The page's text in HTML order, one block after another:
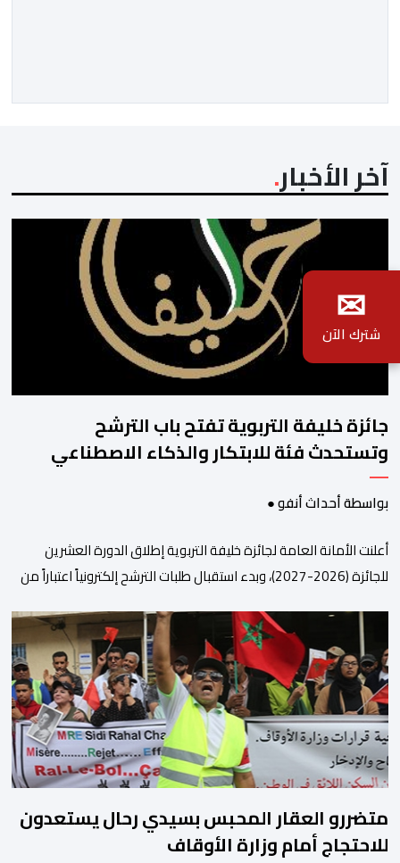
المصدر ذاته عن الأسف لكونه “في […]
آخر الأخبار
جائزة خليفة التربوية تفتح باب الترشح
وتستحدث فئة للابتكار والذكاء الاصطناعي
بواسطة أحداث أنفو ●
أعلنت الأمانة العامة لجائزة خليفة التربوية إطلاق الدورة العشرين
للجائزة (2026-2027)، وبدء استقبال طلبات الترشح إلكترونياً اعتباراً من
أهمية خاصة لتزامنها مع مرور عشرين عاماً على انطلاق الجائزة،
وتشهد للمرة الأولى استحداث فئة “الابتكار والذكاء الاصطناعي في
التعليم”، إلى جانب طرح 10 مجالات […]
متضررو العقار المحبس بسيدي رحال يستعدون
للاحتجاج أمام وزارة الأوقاف
✉
شترك الآن